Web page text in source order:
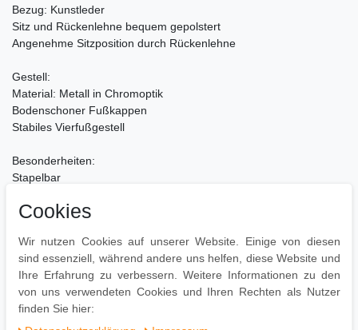
Bezug: Kunstleder
Sitz und Rückenlehne bequem gepolstert
Angenehme Sitzposition durch Rückenlehne
Gestell:
Material: Metall in Chromoptik
Bodenschoner Fußkappen
Stabiles Vierfußgestell
Besonderheiten:
Stapelbar
Stabile Konstruktion & strapazierfähiger Bezug
Pflegehinweise:
Leichte Verschmutzung mit feuchtem Baumwolltuch abwischen
Oberflächen nur mit geeignetem Aufsatz absaugen
Keine Haushaltsreiniger verwenden
Cookies
Wir nutzen Cookies auf unserer Website. Einige von diesen
sind essenziell, während andere uns helfen, diese Website und
Ihre Erfahrung zu verbessern. Weitere Informationen zu den
von uns verwendeten Cookies und Ihren Rechten als Nutzer
finden Sie hier: